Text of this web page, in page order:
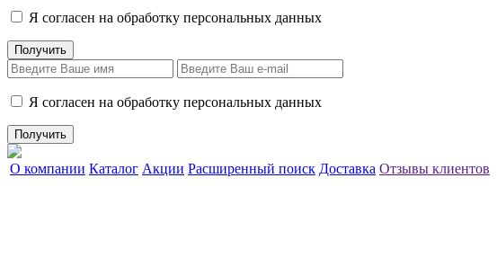
Я согласен на обработку персональных данных
Я согласен на обработку персональных данных
О компании Каталог Акции Расширенный поиск Доставка Отзывы клиентов